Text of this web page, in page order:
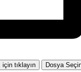
tıklayın Dosya